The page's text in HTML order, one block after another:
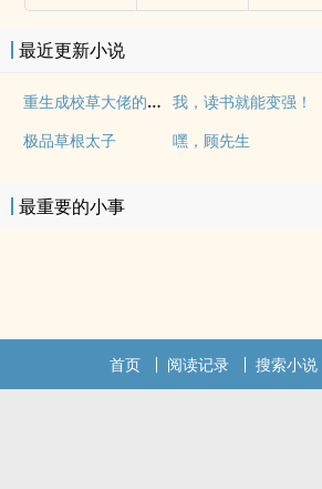
最近更新小说
重生成校草大佬的小仙女 我，读书就能变强！
极品草根太子
嘿，顾先生
最重要的小事
首页 阅读记录 搜索小说